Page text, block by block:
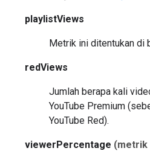
playlistViews
Metrik ini ditentukan di
redViews
Jumlah berapa kali
YouTube Premium
YouTube Red).
viewerPercentage (metrik